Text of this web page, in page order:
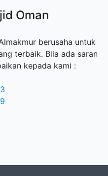
Oman
berusaha untuk
terbaik. Bila ada saran
kepada kami :